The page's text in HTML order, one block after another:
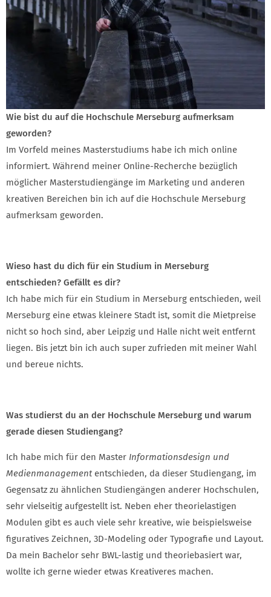
Wie bist du auf die Hochschule Merseburg aufmerksam
geworden?
Im Vorfeld meines Masterstudiums habe ich mich online
informiert. Während meiner Online-Recherche bezüglich
möglicher Masterstudiengänge im Marketing und anderen
kreativen Bereichen bin ich auf die Hochschule Merseburg
aufmerksam geworden.
Wieso hast du dich für ein Studium in Merseburg
entschieden? Gefällt es dir?
Ich habe mich für ein Studium in Merseburg entschieden, weil
Merseburg eine etwas kleinere Stadt ist, somit die Mietpreise
nicht so hoch sind, aber Leipzig und Halle nicht weit entfernt
liegen. Bis jetzt bin ich auch super zufrieden mit meiner Wahl
und bereue nichts.
Was studierst du an der Hochschule Merseburg und warum
gerade diesen Studiengang?
Ich habe mich für den Master Informationsdesign und
Medienmanagement entschieden, da dieser Studiengang, im
Gegensatz zu ähnlichen Studiengängen anderer Hochschulen,
sehr vielseitig aufgestellt ist. Neben eher theorielastigen
Modulen gibt es auch viele sehr kreative, wie beispielsweise
figuratives Zeichnen, 3D-Modeling oder Typografie und Layout.
Da mein Bachelor sehr BWL-lastig und theoriebasiert war,
wollte ich gerne wieder etwas Kreativeres machen.